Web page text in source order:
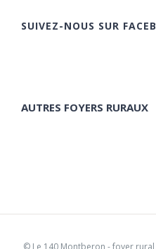
SUIVEZ-NOUS SUR
AUTRES FOYERS RURAUX
© Le 140 Montberon - foyer rural